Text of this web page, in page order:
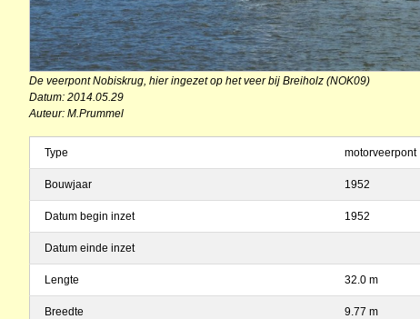
De veerpont Nobiskrug, hier ingezet op het veer bij Breiholz (NOK09)
Datum: 2014.05.29
Auteur: M.Prummel
Type motorveerpont
Bouwjaar 1952
Datum begin inzet 1952
Datum einde inzet
Lengte 32.0 m
Breedte 9.77 m